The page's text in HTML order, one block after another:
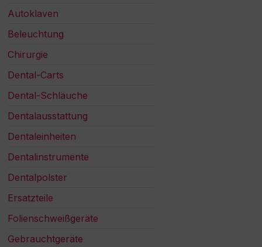
Autoklaven
Beleuchtung
Chirurgie
Dental-Carts
Dental-Schläuche
Dentalausstattung
Dentaleinheiten
Dentalinstrumente
Dentalpolster
Ersatzteile
Folienschweißgeräte
Gebrauchtgeräte